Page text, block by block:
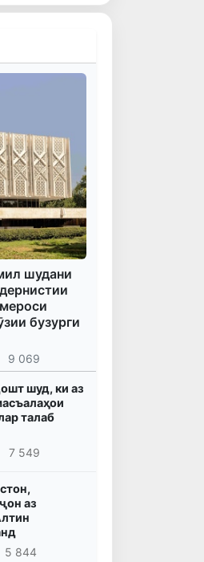
шудани
бузурги
9 069
шуд, ки аз
талаб
7 549
аз
5 844